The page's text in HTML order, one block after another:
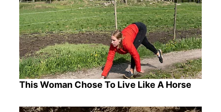
This Woman Chose To Live Like A Horse